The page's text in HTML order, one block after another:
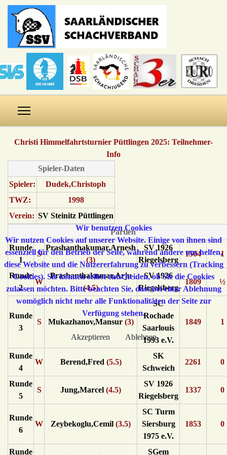
Christi Himmelfahrtsturnier Püttlingen 2025: Teilnehmer-
Info
Spieler-Daten
Spieler:
Dudek,Christoph
TWZ:
1998
Verein: SV Steinitz Püttlingen
Partien
Runde
1
S
Prashanthakumar,Arnesh
(3)
SV 1926
Riegelsberg
1564 1
Runde
2
W
Prashanthakumar,Arju
(4.5)
SV 1926
Riegelsberg
1809 ½
Runde
3
S Mukazhanov,Mansur(3)
SC
Rochade
Saarlouis
1993 e.V.
1849 1
Runde
4
W Berend,Fred (5.5)
SK
Schweich
2261 0
Runde
5
S Jung,Marcel (4.5)
SV 1926
Riegelsberg
1337 0
Runde
6
W Zeybekoglu,Cemil (3.5)
SC Turm
Siersburg
1975 e.V.
1853 0
Runde SGem
Wir benutzen Cookies
Wir nutzen Cookies auf unserer Website. Einige von ihnen sind
essenziell für den Betrieb der Seite, während andere uns helfen,
diese Website und die Nutzererfahrung zu verbessern (Tracking
Cookies). Sie können selbst entscheiden, ob Sie die Cookies
zulassen möchten. Bitte beachten Sie, dass bei einer Ablehnung
womöglich nicht mehr alle Funktionalitäten der Seite zur
Verfügung stehen.
Akzeptieren Ablehnen